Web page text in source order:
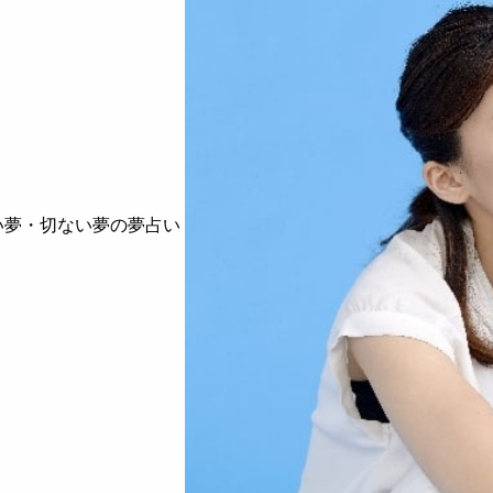
夢・切ない夢の夢占い